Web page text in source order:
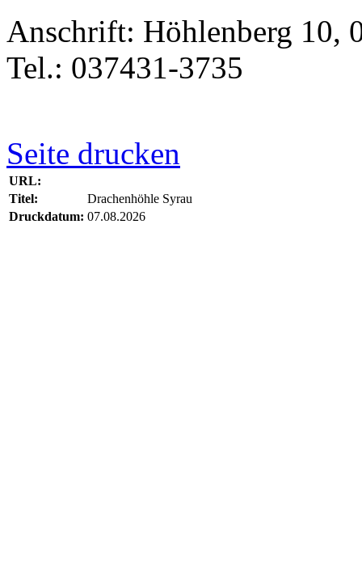
Anschrift: Höhlenberg 10,
Tel.: 037431-3735
Seite drucken
URL:
Titel:
Drachenhöhle Syrau
Druckdatum: 07.08.2026